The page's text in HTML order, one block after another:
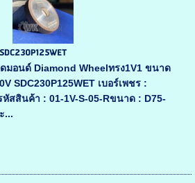
มอนด์ Diamond Wheelทรง1V1 ขนาด
SDC230P125WET เบอร์เพชร :
สสินค้า : 01-1V-S-05-Rขนาด : D75-
...